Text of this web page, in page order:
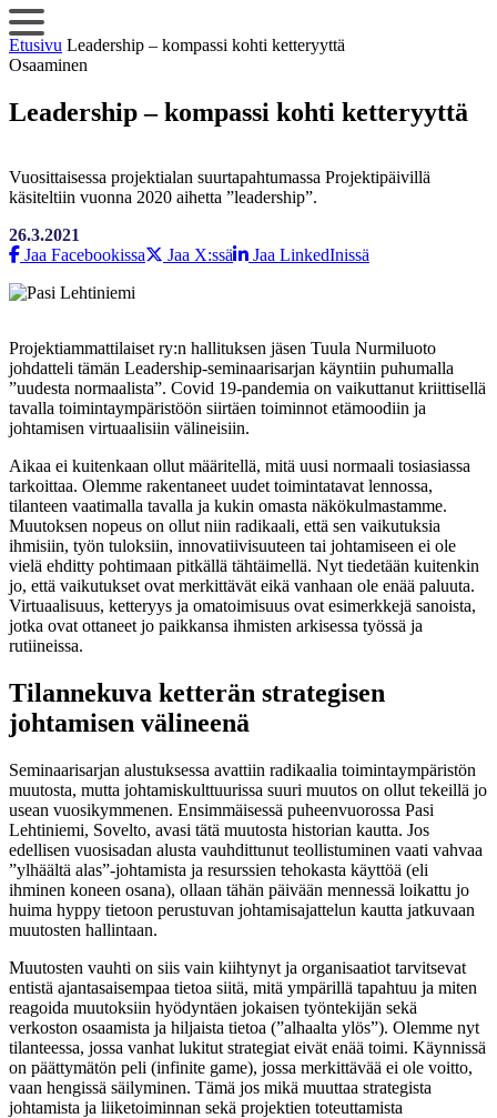
Siirry
sisältöön
Etusivu Leadership – kompassi kohti ketteryyttä
Osaaminen
Leadership – kompassi kohti ketteryyttä
Vuosittaisessa projektialan suurtapahtumassa Projektipäivillä
käsiteltiin vuonna 2020 aihetta ”leadership”.
26.3.2021
Jaa Facebookissa
Jaa X:ssä Jaa LinkedInissä
Projektiammattilaiset ry:n hallituksen jäsen Tuula Nurmiluoto
johdatteli tämän Leadership-seminaarisarjan käyntiin puhumalla
”uudesta normaalista”. Covid 19-pandemia on vaikuttanut kriittisellä
tavalla toimintaympäristöön siirtäen toiminnot etämoodiin ja
johtamisen virtuaalisiin välineisiin.
Aikaa ei kuitenkaan ollut määritellä, mitä uusi normaali tosiasiassa
tarkoittaa. Olemme rakentaneet uudet toimintatavat lennossa,
tilanteen vaatimalla tavalla ja kukin omasta näkökulmastamme.
Muutoksen nopeus on ollut niin radikaali, että sen vaikutuksia
ihmisiin, työn tuloksiin, innovatiivisuuteen tai johtamiseen ei ole
vielä ehditty pohtimaan pitkällä tähtäimellä. Nyt tiedetään kuitenkin
jo, että vaikutukset ovat merkittävät eikä vanhaan ole enää paluuta.
Virtuaalisuus, ketteryys ja omatoimisuus ovat esimerkkejä sanoista,
jotka ovat ottaneet jo paikkansa ihmisten arkisessa työssä ja
rutiineissa.
Tilannekuva ketterän strategisen
johtamisen välineenä
Seminaarisarjan alustuksessa avattiin radikaalia toimintaympäristön
muutosta, mutta johtamiskulttuurissa suuri muutos on ollut tekeillä jo
usean vuosikymmenen. Ensimmäisessä puheenvuorossa Pasi
Lehtiniemi, Sovelto, avasi tätä muutosta historian kautta. Jos
edellisen vuosisadan alusta vauhdittunut teollistuminen vaati vahvaa
”ylhäältä alas”-johtamista ja resurssien tehokasta käyttöä (eli
ihminen koneen osana), ollaan tähän päivään mennessä loikattu jo
huima hyppy tietoon perustuvan johtamisajattelun kautta jatkuvaan
muutosten hallintaan.
Muutosten vauhti on siis vain kiihtynyt ja organisaatiot tarvitsevat
entistä ajantasaisempaa tietoa siitä, mitä ympärillä tapahtuu ja miten
reagoida muutoksiin hyödyntäen jokaisen työntekijän sekä
verkoston osaamista ja hiljaista tietoa (”alhaalta ylös”). Olemme nyt
tilanteessa, jossa vanhat lukitut strategiat eivät enää toimi. Käynnissä
on päättymätön peli (infinite game), jossa merkittävää ei ole voitto,
vaan hengissä säilyminen. Tämä jos mikä muuttaa strategista
johtamista ja liiketoiminnan sekä projektien toteuttamista